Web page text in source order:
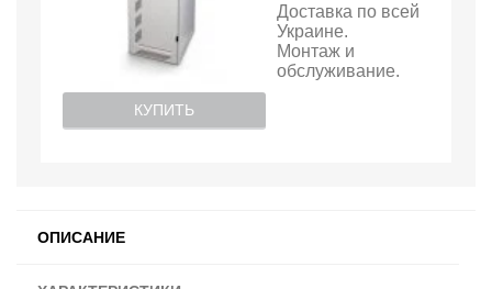
Доставка по всей
Украине.
Монтаж и
обслуживание.
КУПИТЬ
ОПИСАНИЕ